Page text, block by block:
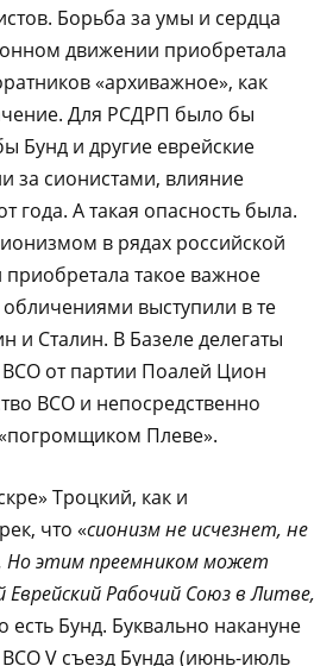
Борьба за умы и сердца
движении приобретала
«архиважное», как
Для РСДРП было бы
Бунд и другие еврейские
за сионистами, влияние
года. А такая опасность была.
в рядах российской
такое важное
обличениями выступили в те
и Сталин. В Базеле делегаты
от партии Поалей Цион
ВСО и непосредственно
Плеве».
Троцкий, как и
что «сионизм не исчезнет, не
Но этим преемником может
Еврейский Рабочий Союз в Литве,
есть Бунд. Буквально накануне
V съезд Бунда (июнь-июль